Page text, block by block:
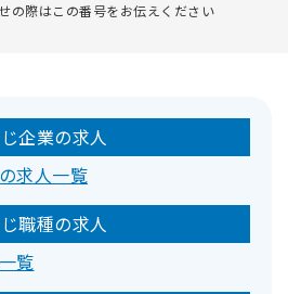
の際はこの番号をお伝えください
企業の求人
求人一覧
職種の求人
覧